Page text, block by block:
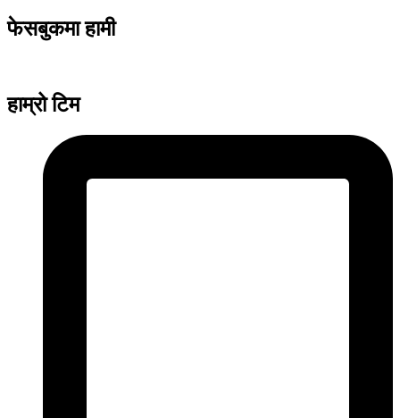
फेसबुकमा हामी
हाम्रो टिम